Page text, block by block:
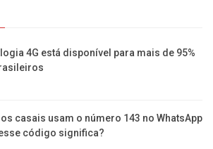
4G está disponível para mais de 95%
casais usam o número 143 no WhatsApp
código significa?